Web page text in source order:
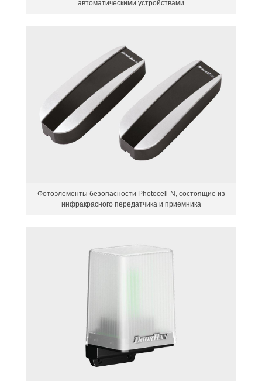
автоматическими устройствами
Фотоэлементы безопасности Photocell-N, состоящие из
инфракрасного передатчика и приемника